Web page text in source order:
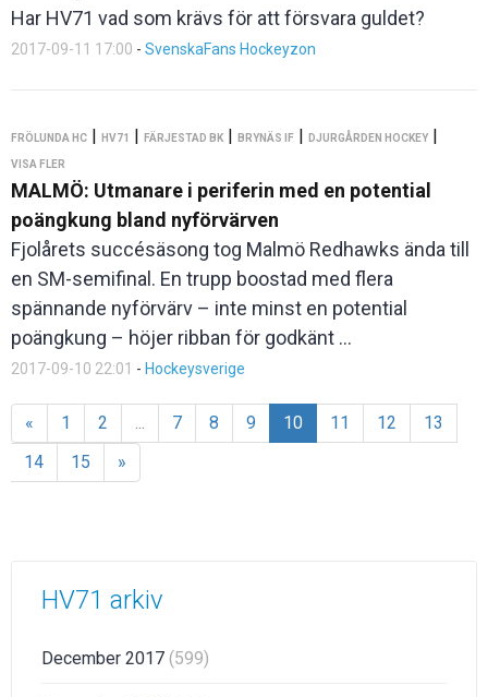
Har HV71 vad som krävs för att försvara guldet?
2017-09-11 17:00 - SvenskaFans Hockeyzon
FRÖLUNDA HC | HV71 | FÄRJESTAD BK | BRYNÄS IF | DJURGÅRDEN HOCKEY |
VISA FLER
MALMÖ: Utmanare i periferin med en potential
poängkung bland nyförvärven
Fjolårets succésäsong tog Malmö Redhawks ända till
en SM-semifinal. En trupp boostad med flera
spännande nyförvärv – inte minst en potential
poängkung – höjer ribban för godkänt ...
2017-09-10 22:01 - Hockeysverige
« 1 2 ... 7 8 9 10 11 12
13
14
15 »
HV71 arkiv
December 2017 (599)